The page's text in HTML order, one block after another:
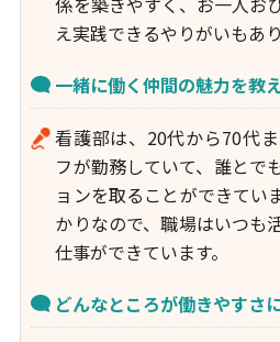
え実践できるやりがいもあり
一緒に働く仲間の魅力を教
看護部は、20代から70代
フが勤務していて、誰とで
ョンを取ることができてい
かりなので、職場はいつも
仕事ができています。
どんなところが働きやすさ